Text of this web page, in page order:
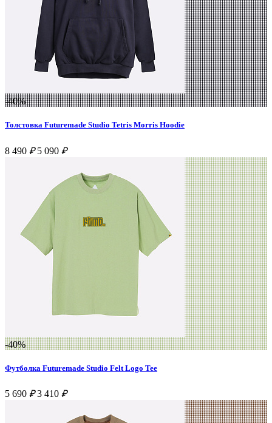
-40%
Толстовка Futuremade Studio Tetris Morris Hoodie
8 490 ₽ 5 090 ₽
-40%
Футболка Futuremade Studio Felt Logo Tee
5 690 ₽ 3 410 ₽